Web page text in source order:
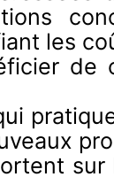
les
sur